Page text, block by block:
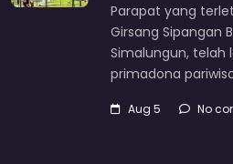
Parapat yang
Girsang Sipangan
Simalungun, telah
primadona
Aug 5 No